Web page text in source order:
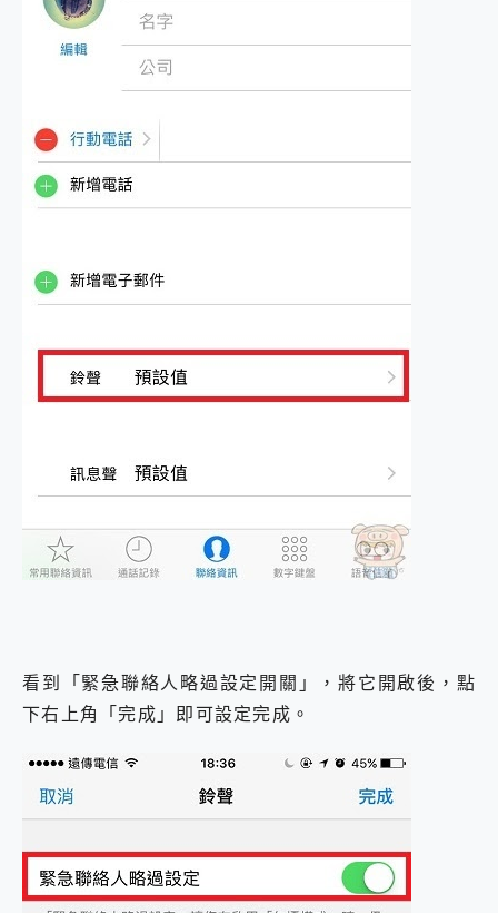
看到「緊急聯絡人略過設定開關」，將它開啟後，點
下右上角「完成」即可設定完成。